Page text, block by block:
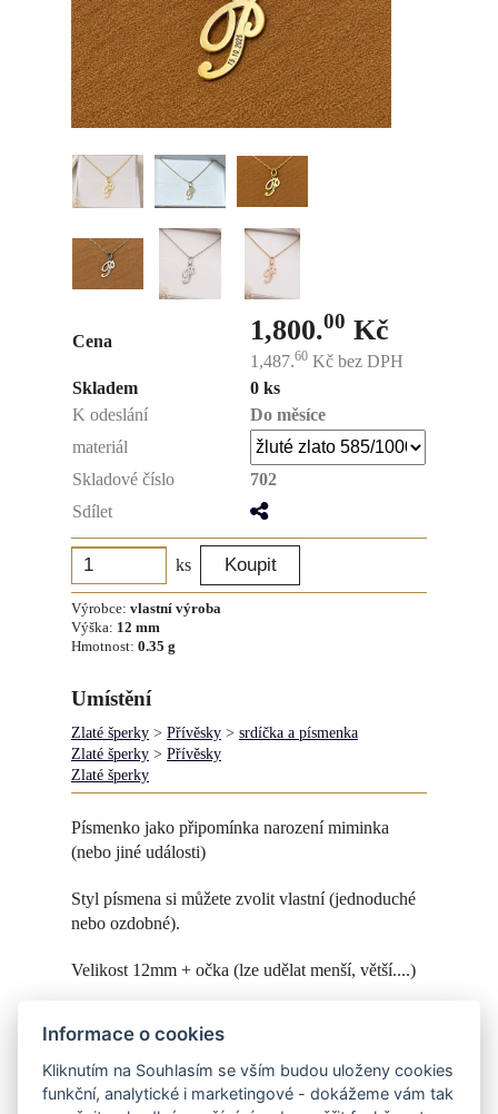
Cena 1,800.00 Kč
1,487.60 Kč bez DPH
Skladem
0 ks
K odeslání
Do měsíce
materiál
Skladové číslo
702
Sdílet
ks
Výrobce: vlastní výroba
Výška: 12 mm
Hmotnost: 0.35 g
Umístění
Zlaté šperky > Přívěsky > srdíčka a písmenka
Zlaté šperky > Přívěsky
Zlaté šperky
Písmenko jako připomínka narození miminka
(nebo jiné události)
Styl písmena si můžete zvolit vlastní (jednoduché
nebo ozdobné).
Velikost 12mm + očka (lze udělat menší, větší....)
Na fotce je jemný anker. Objednat můžetezde
Informace o cookies
Kliknutím na Souhlasím se vším budou uloženy cookies
funkční, analytické i marketingové - dokážeme vám tak